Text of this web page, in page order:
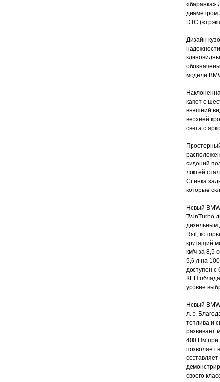
«баранка»
диаметром
DTC
Дизайн
модели
капот с
внешний
верхней
света с
сидений
локтей
Спинка
которые
Новый
TwinTurbo
дизельным
Rail,
крутящий
км/ч за 8,5
5,6 л на
доступен с
КПП
уровне
Новый
л. с.
топлива и
развивает
400 Нм при
позволяет
своего